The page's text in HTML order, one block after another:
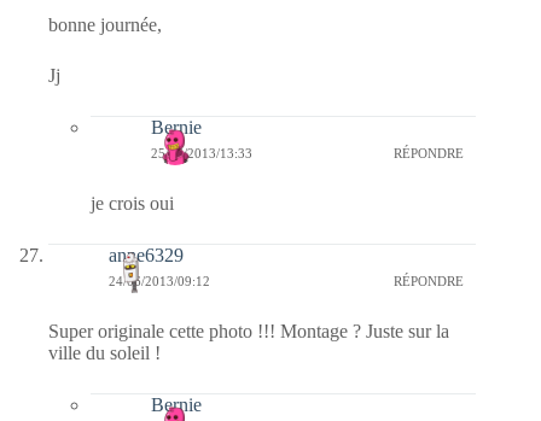
bonne journée,
Jj
Bernie
25/06/2013/13:33 RÉPONDRE
je crois oui
anne6329
24/06/2013/09:12 RÉPONDRE
Super originale cette photo !!! Montage ? Juste sur la
ville du soleil !
Bernie